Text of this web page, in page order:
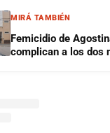
MIRÁ TAMBIÉN
Femicidio de
complican a los dos